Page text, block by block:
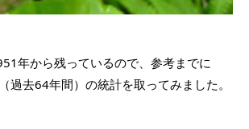
年から残っているので、参考までに
過去64年間）の統計を取ってみました。